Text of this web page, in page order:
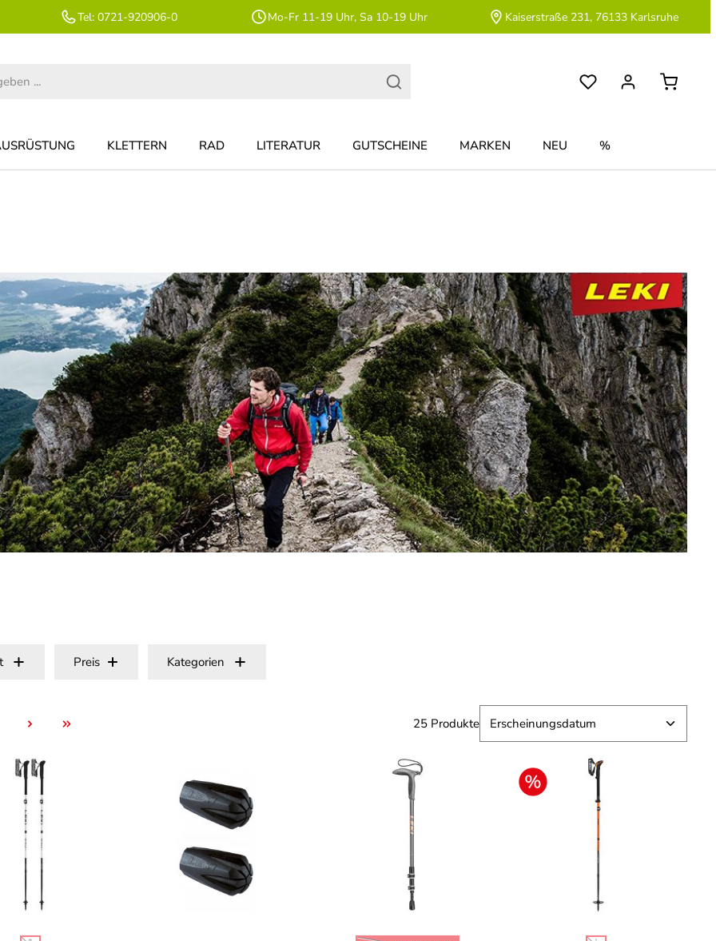
Tel: 0721-920906-0 Mo-Fr 11-19 Uhr, Sa 10-19 Uhr Kaiserstraße 231, 76133 Karlsruhe
KLETTERN RAD LITERATUR GUTSCHEINE MARKEN NEU %
Preis Kategorien
25 Produkte